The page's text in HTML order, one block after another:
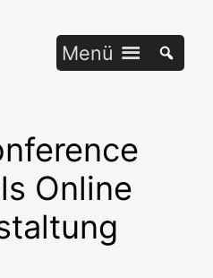
Menü
Online